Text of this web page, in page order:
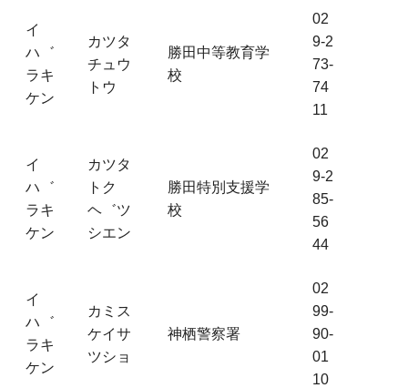
イ
ハ゛
ラキ
ケン
カツタ
チュウ
トウ
勝田中等教育学
校
02
9-2
73-
74
11
イ
ハ゛
ラキ
ケン
カツタ
トク
ヘ゛ツ
シエン
勝田特別支援学
校
02
9-2
85-
56
44
イ
ハ゛
ラキ
ケン
カミス
ケイサ
ツショ
神栖警察署
02
99-
90-
01
10